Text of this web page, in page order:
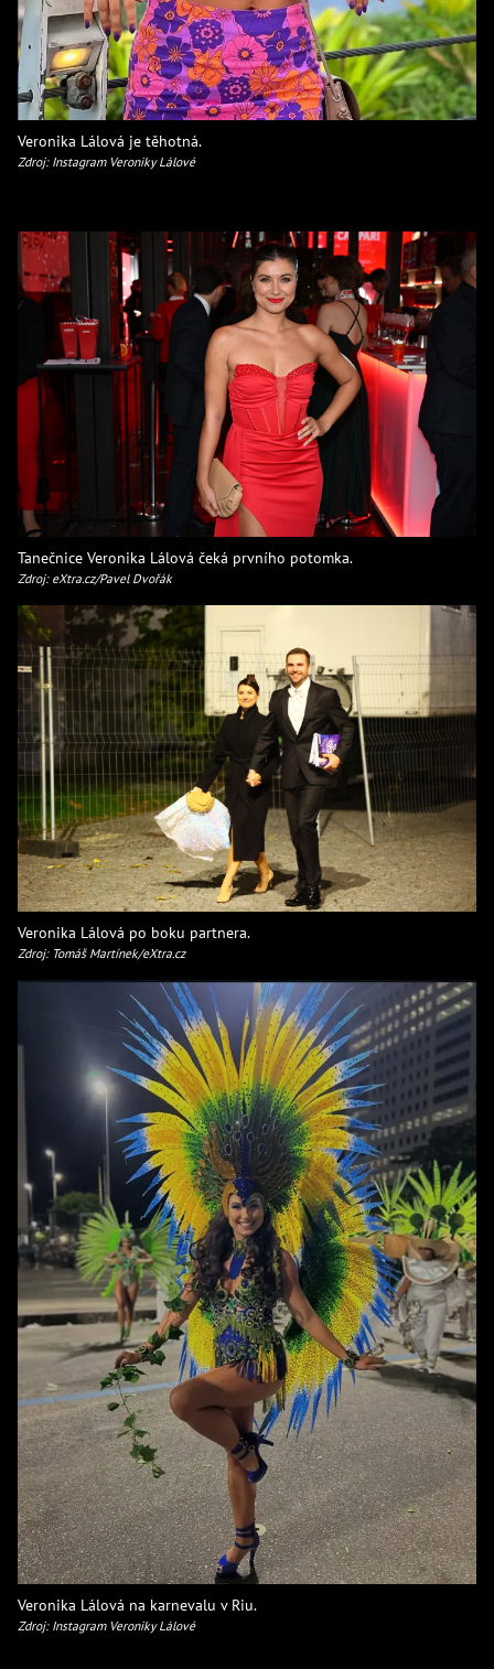
Veronika Lálová je těhotná.
Zdroj: Instagram Veroniky Lálové
Tanečnice Veronika Lálová čeká prvního potomka.
Zdroj: eXtra.cz/Pavel Dvořák
Veronika Lálová po boku partnera.
Zdroj: Tomáš Martínek/eXtra.cz
Veronika Lálová na karnevalu v Riu.
Zdroj: Instagram Veroniky Lálové